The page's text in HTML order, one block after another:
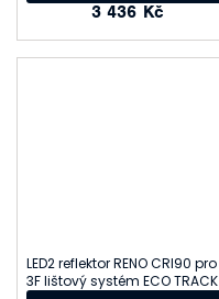
3 436 Kč
LED2 reflektor RENO CRI90 pro
3F lištový systém ECO TRACK